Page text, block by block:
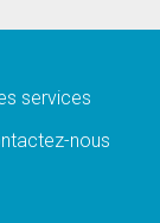
estime
services
nous